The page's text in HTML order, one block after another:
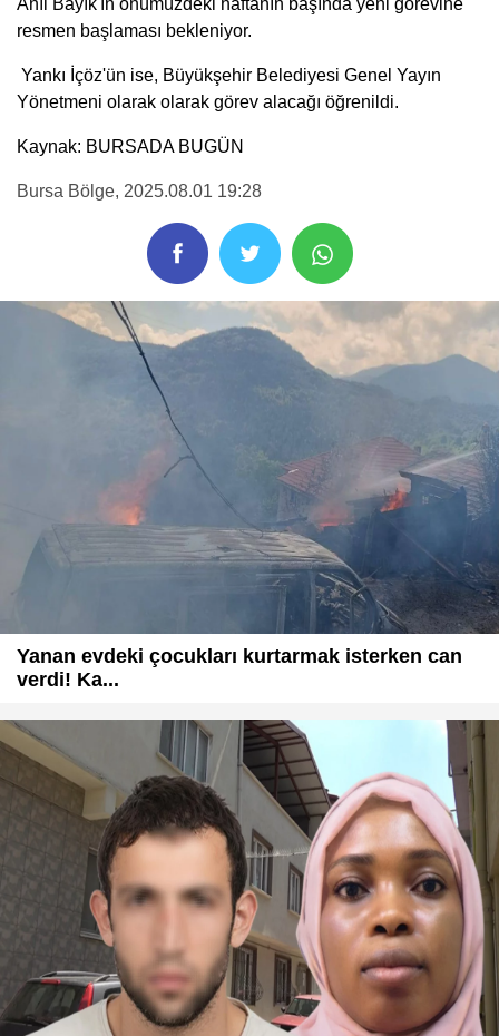
Anıl Bayık'ın önümüzdeki haftanın başında yeni görevine
resmen başlaması bekleniyor.
Yankı İçöz'ün ise, Büyükşehir Belediyesi Genel Yayın
Yönetmeni olarak olarak görev alacağı öğrenildi.
Kaynak: BURSADA BUGÜN
Bursa Bölge, 2025.08.01 19:28
Yanan evdeki çocukları kurtarmak isterken can
verdi! Ka...